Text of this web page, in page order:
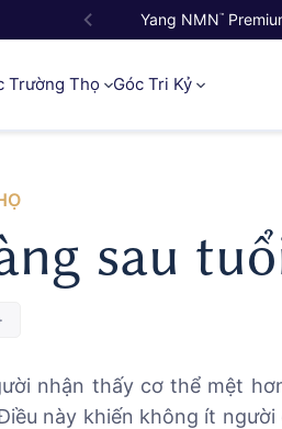
Yang NMN™
Trường Thọ Góc Tri Kỷ
sau
nhận thấy cơ thể mệt
này khiến không ít người